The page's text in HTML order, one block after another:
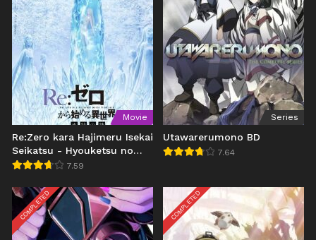
Movie
Re:Zero kara Hajimeru Isekai
Seikatsu - Hyouketsu no
Kizuna BD 7.59
Series
Utawarerumono BD
7.64
COMPLETED COMPLETED